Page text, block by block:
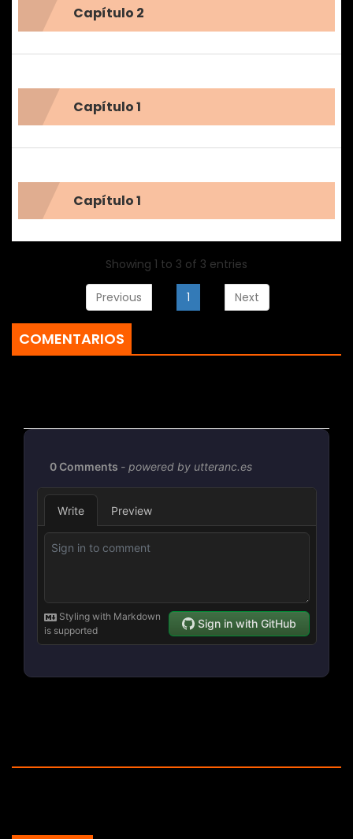
Capítulo 2
Capítulo 1
Capítulo 1
Showing 1 to 3 of 3 entries
Previous 1 Next
COMENTARIOS